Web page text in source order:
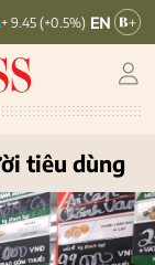
VNINDEX:
tiêu dùng